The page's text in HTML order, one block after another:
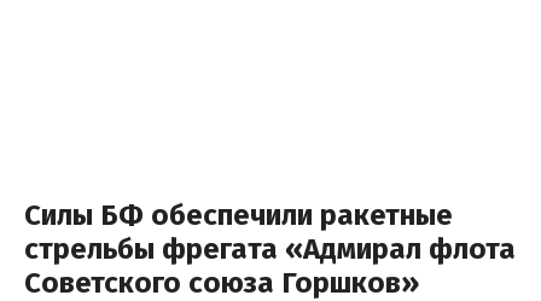
Силы БФ обеспечили ракетные
стрельбы фрегата «Адмирал флота
Советского союза Горшков»